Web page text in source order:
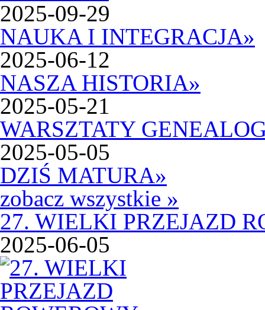
2025-09-29
NAUKA I INTEGRACJA»
2025-06-12
NASZA HISTORIA»
2025-05-21
WARSZTATY
2025-05-05
DZIŚ MATURA»
zobacz wszystkie »
27. WIELKI PRZEJAZD
2025-06-05